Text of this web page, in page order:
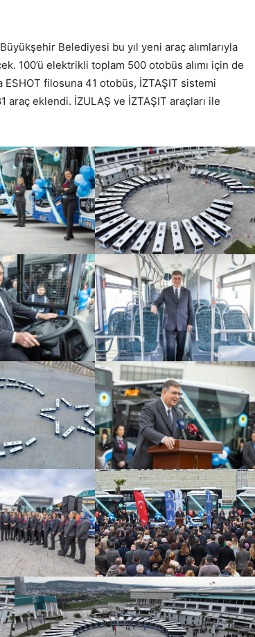
Belediyesi bu yıl yeni araç alımlarıyla
100’ü elektrikli toplam 500 otobüs alımı için de
filosuna 41 otobüs, İZTAŞIT sistemi
eklendi. İZULAŞ ve İZTAŞIT araçları ile